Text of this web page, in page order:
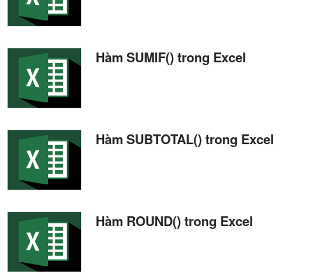
Hàm SUMIF() trong Excel
Hàm SUBTOTAL() trong Excel
Hàm ROUND() trong Excel